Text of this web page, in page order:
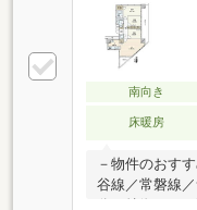
ービス、トラ
ラウンジ有
器洗浄乾燥機
付きインター
ョン有■1階部
南向き
床暖房
－物件のおす
谷線／常磐線